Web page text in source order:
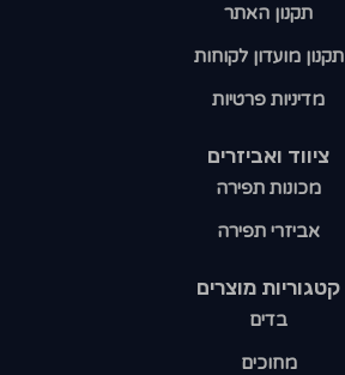
קטגוריות מוצרים​
בדים
מחוכים
ציווד ואביזרים
מכונות תפירה
אביזרי תפירה
תקנון האתר
תקנון מועדון לקוחות
מדיניות פרטיות